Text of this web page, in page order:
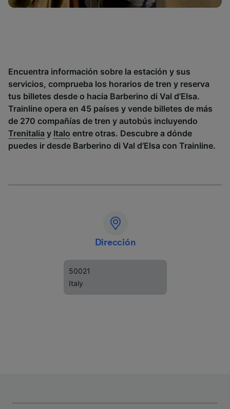
Encuentra información sobre la estación y sus
servicios, comprueba los horarios de tren y reserva
tus billetes desde o hacia Barberino di Val d’Elsa.
Trainline opera en 45 países y vende billetes de más
de 270 compañías de tren y autobús incluyendo
Trenitalia y Italo entre otras. Descubre a dónde
puedes ir desde Barberino di Val d’Elsa con Trainline.
Dirección
50021
Italy